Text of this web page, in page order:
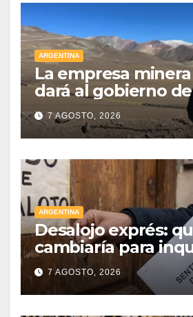
ARGENTINA
La empresa
dará al gobierno
U$D 250 millones
aporte
reembolsable
7 AGOSTO, 2026
ARGENTINA
Desalojo exprés:
cambiaría para
dueños con el
tuvo media sanción
Cámara alta
7 AGOSTO, 2026